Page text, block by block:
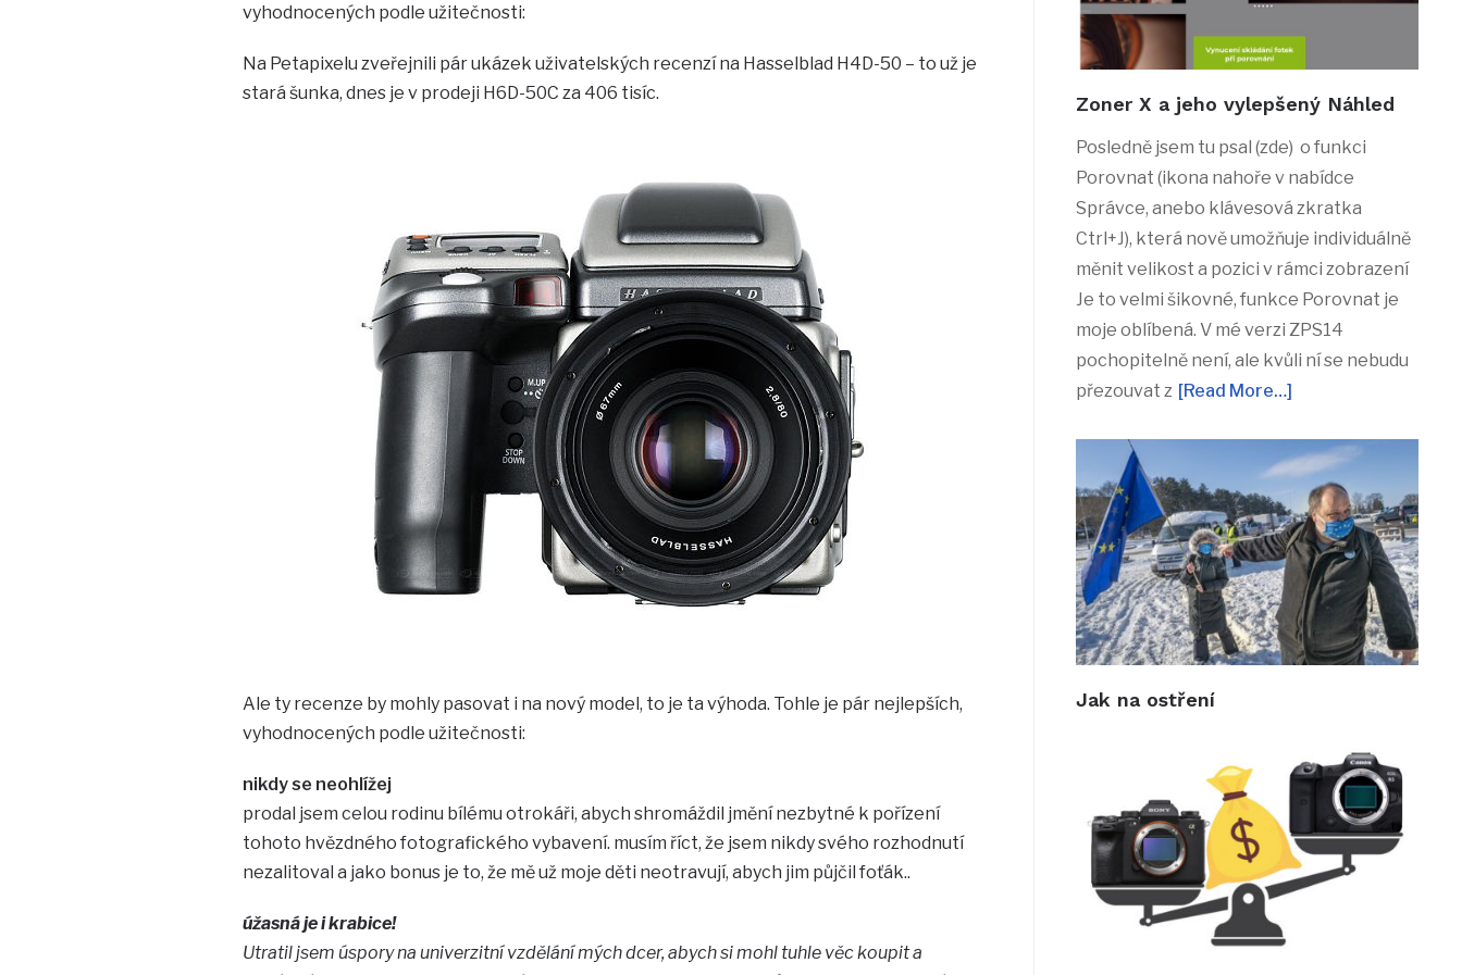
vyhodnocených podle užitečnosti:
Na Petapixelu zveřejnili pár ukázek uživatelských recenzí na Hasselblad H4D-50 – to už je
stará šunka, dnes je v prodeji H6D-50C za 406 tisíc.
Ale ty recenze by mohly pasovat i na nový model, to je ta výhoda. Tohle je pár nejlepších,
vyhodnocených podle užitečnosti:
nikdy se neohlížej
prodal jsem celou rodinu bílému otrokáři, abych shromáždil jmění nezbytné k pořízení
tohoto hvězdného fotografického vybavení. musím říct, že jsem nikdy svého rozhodnutí
nezalitoval a jako bonus je to, že mě už moje děti neotravují, abych jim půjčil foťák..
úžasná je i krabice!
Utratil jsem úspory na univerzitní vzdělání mých dcer, abych si mohl tuhle věc koupit a
Zoner X a jeho vylepšený Náhled
Posledně jsem tu psal (zde) o funkci
Porovnat (ikona nahoře v nabídce
Správce, anebo klávesová zkratka
Ctrl+J), která nově umožňuje individuálně
měnit velikost a pozici v rámci zobrazení
Je to velmi šikovné, funkce Porovnat je
moje oblíbená. V mé verzi ZPS14
pochopitelně není, ale kvůli ní se nebudu
přezouvat z [Read More…]
Jak na ostření